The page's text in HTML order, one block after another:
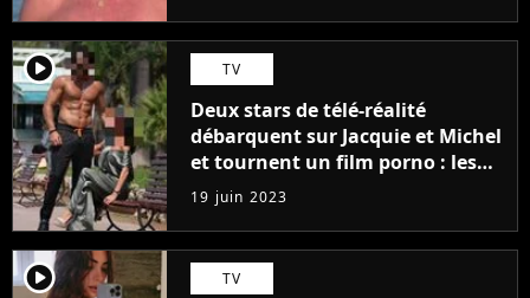
player2 TV
Deux stars de télé-réalité
débarquent sur Jacquie et Michel
et tournent un film porno : les
premières images du tournage
(exclu)
19 juin 2023
player2 TV